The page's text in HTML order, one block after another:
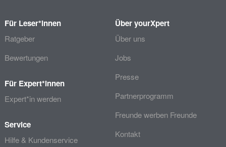
Für Leser*innen
Ratgeber
Bewertungen
Für Expert*innen
Expert*in werden
Service
Hilfe & Kundenservice
Über yourXpert
Über uns
Jobs
Presse
Partnerprogramm
Freunde werben Freunde
Kontakt